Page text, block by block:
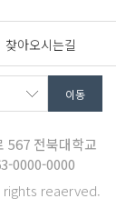
찾아오시는길
567 전북대학교
0000-0000
reaerved.